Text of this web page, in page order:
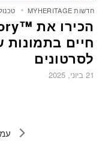
חדשות MYHERITAGE
חיים בתמונות
לסרטונים
21 ביוני, 2025